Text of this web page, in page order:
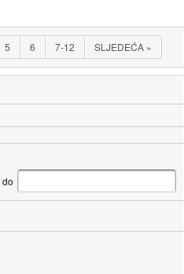
5 6 7-12 SLJEDEĆA »
do